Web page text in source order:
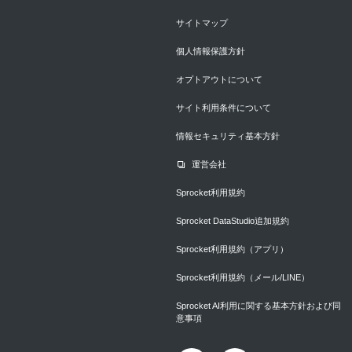
サイトマップ
個人情報保護方針
オプトアウトについて
サイト利用条件について
情報セキュリティ基本方針
運営会社
Sprocket利用規約
Sprocket DataStudio追加規約
Sprocket利用規約（アプリ）
Sprocket利用規約（メール/LINE）
Sprocket AI利用に関する基本方針および同
意事項